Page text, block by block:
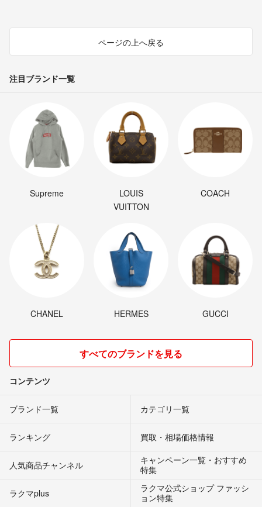
ページの上へ戻る
注目ブランド一覧
Supreme
LOUIS
VUITTON
COACH
CHANEL HERMES GUCCI
すべてのブランドを見る
コンテンツ
ブランド一覧 カテゴリ一覧
ランキング 買取・相場価格情報
人気商品チャンネル
キャンペーン一覧・おすすめ
特集
ラクマplus
ラクマ公式ショップ ファッシ
ョン特集